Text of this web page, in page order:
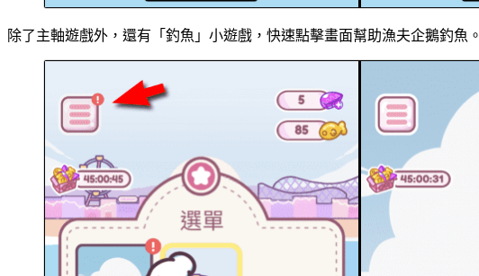
除了主軸遊戲外，還有「釣魚」小遊戲，快速點擊畫面幫助漁夫企鵝釣魚。